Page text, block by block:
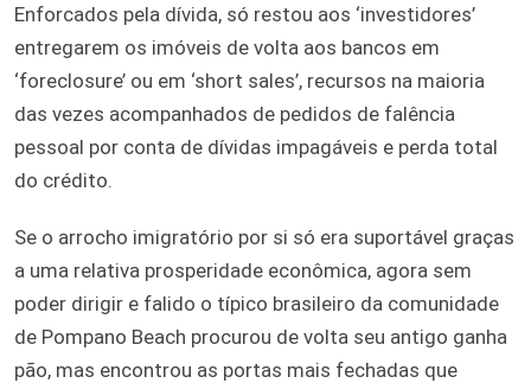
Enforcados pela dívida, só restou aos ‘investidores’
entregarem os imóveis de volta aos bancos em
‘foreclosure’ ou em ‘short sales’, recursos na maioria
das vezes acompanhados de pedidos de falência
pessoal por conta de dívidas impagáveis e perda total
do crédito.
Se o arrocho imigratório por si só era suportável graças
a uma relativa prosperidade econômica, agora sem
poder dirigir e falido o típico brasileiro da comunidade
de Pompano Beach procurou de volta seu antigo ganha
pão, mas encontrou as portas mais fechadas que